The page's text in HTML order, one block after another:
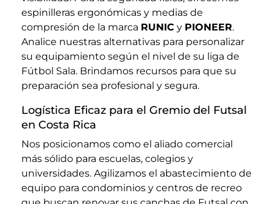
espinilleras ergonómicas y medias de
compresión de la marca RUNIC y PIONEER.
Analice nuestras alternativas para personalizar
su equipamiento según el nivel de su liga de
Fútbol Sala. Brindamos recursos para que su
preparación sea profesional y segura.
Logística Eficaz para el Gremio del Futsal
en Costa Rica
Nos posicionamos como el aliado comercial
más sólido para escuelas, colegios y
universidades. Agilizamos el abastecimiento de
equipo para condominios y centros de recreo